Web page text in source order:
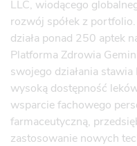
LLC, wiodącego
rozwój spółek z
działa ponad 250 aptek
Platforma Zdrowia
swojego działania
wysoką dostępność
wsparcie fachowego
farmaceutyczną,
zastosowanie nowych